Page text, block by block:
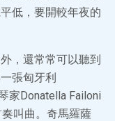
低，要開較年夜的
，還常常可以聽到
張匈牙利
家Donatella Failoni
叫曲。奇馬羅薩